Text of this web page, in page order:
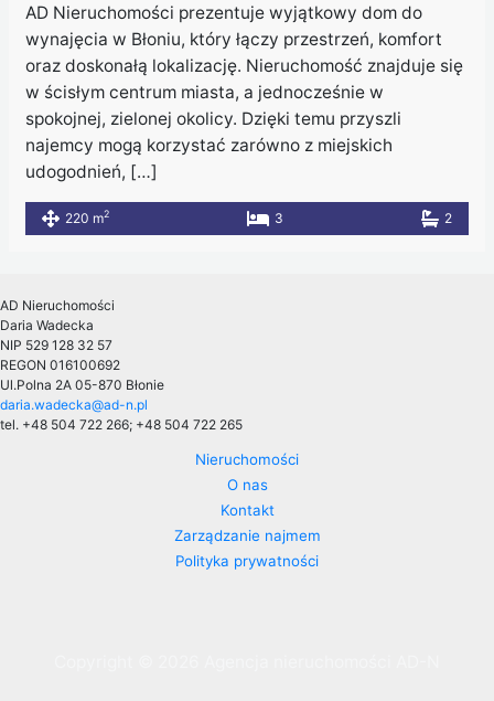
AD Nieruchomości prezentuje wyjątkowy dom do
wynajęcia w Błoniu, który łączy przestrzeń, komfort
oraz doskonałą lokalizację. Nieruchomość znajduje się
w ścisłym centrum miasta, a jednocześnie w
spokojnej, zielonej okolicy. Dzięki temu przyszli
najemcy mogą korzystać zarówno z miejskich
udogodnień, […]
220 m2 3 2
AD Nieruchomości
Daria Wadecka
NIP 529 128 32 57
REGON 016100692
Ul.Polna 2A 05-870 Błonie
daria.wadecka@ad-n.pl
tel. +48 504 722 266; +48 504 722 265
Nieruchomości
O nas
Kontakt
Zarządzanie najmem
Polityka prywatności